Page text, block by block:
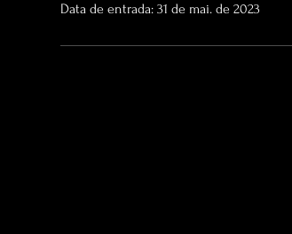
Data de entrada: 31 de mai. de 2023